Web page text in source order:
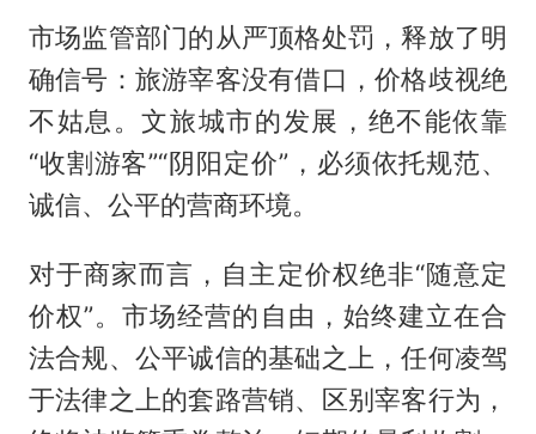
市场监管部门的从严顶格处罚，释放了明
确信号：旅游宰客没有借口，价格歧视绝
不姑息。文旅城市的发展，绝不能依靠
“收割游客”“阴阳定价”，必须依托规范、
诚信、公平的营商环境。
对于商家而言，自主定价权绝非“随意定
价权”。市场经营的自由，始终建立在合
法合规、公平诚信的基础之上，任何凌驾
于法律之上的套路营销、区别宰客行为，